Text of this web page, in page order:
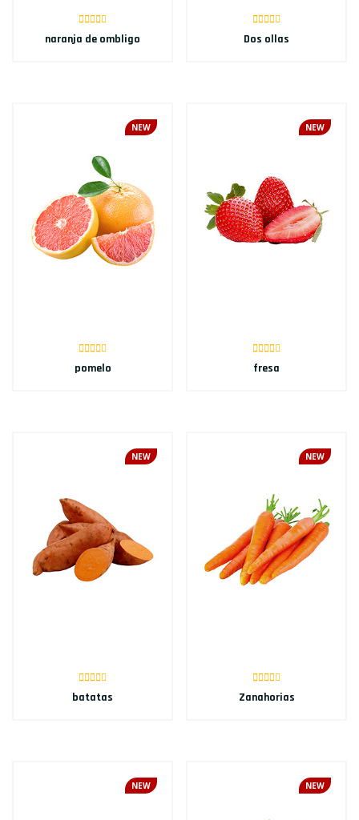
naranja de ombligo Dos ollas
NEW
pomelo
NEW
fresa
NEW
batatas
NEW
Zanahorias
NEW NEW